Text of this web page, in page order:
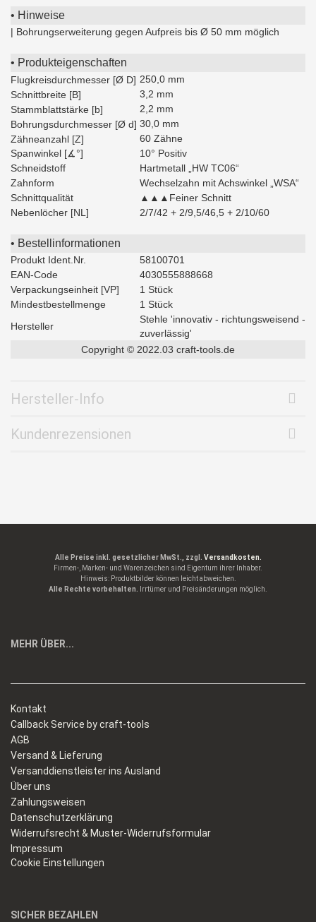
• Hinweise
| Bohrungserweiterung gegen Aufpreis bis Ø 50 mm möglich
• Produkteigenschaften
Flugkreisdurchmesser [Ø D] 250,0 mm
Schnittbreite [B]
3,2 mm
Stammblattstärke [b]
2,2 mm
Bohrungsdurchmesser [Ø d] 30,0 mm
Zähneanzahl [Z]
60 Zähne
Spanwinkel [∡°]
10° Positiv
Schneidstoff
Hartmetall „HW TC06“
Zahnform
Wechselzahn mit Achswinkel „WSA“
Schnittqualität
▲▲▲Feiner Schnitt
Nebenlöcher [NL]
2/7/42 + 2/9,5/46,5 + 2/10/60
• Bestellinformationen
Produkt Ident.Nr.
58100701
EAN-Code
4030555888668
Verpackungseinheit [VP]
1 Stück
Mindestbestellmenge
1 Stück
Hersteller
Stehle 'innovativ - richtungsweisend -
zuverlässig'
Copyright © 2022.03 craft-tools.de
Hersteller-Info
Kundenrezensionen
Alle Preise inkl. gesetzlicher MwSt., zzgl. Versandkosten.
Firmen-, Marken- und Warenzeichen sind Eigentum ihrer Inhaber.
Hinweis: Produktbilder können leicht abweichen.
Alle Rechte vorbehalten. Irrtümer und Preisänderungen möglich.
MEHR ÜBER...
Kontakt
Callback Service by craft-tools
AGB
Versand & Lieferung
Versanddienstleister ins Ausland
Über uns
Zahlungsweisen
Datenschutzerklärung
Widerrufsrecht & Muster-Widerrufsformular
Impressum
Cookie Einstellungen
SICHER BEZAHLEN